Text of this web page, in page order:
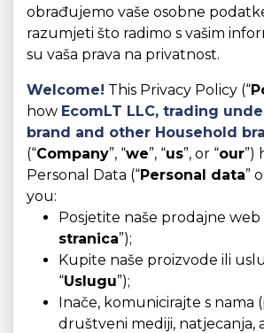
obrađujemo vaše osobne
razumjeti što radimo s vašim
su vaša prava na privatnost.
Welcome! This Privacy Policy (“
how EcomLT LLC, trading
brand and other Household
(“Company”, “we”, “us”, or “our”)
Personal Data (“Personal data”
you:
Posjetite naše prodajne web
stranica”);
Kupite naše proizvode ili
“Uslugu”);
Inače, komunicirajte s nama
društveni mediji, natjecanja,